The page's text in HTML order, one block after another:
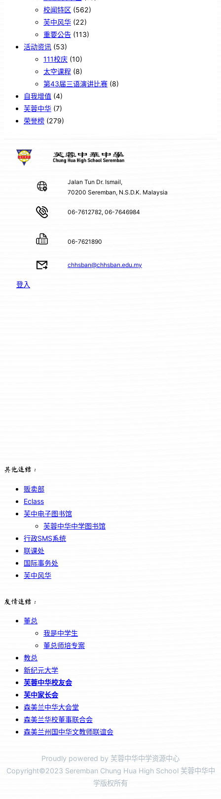
校闻特区 (562)
芙中风华 (22)
重要公告 (113)
活动资讯 (53)
111校庆 (10)
太空课程 (8)
第43届三语演讲比赛 (8)
自我增值 (4)
芙蓉中华 (7)
荣誉榜 (279)
Jalan Tun Dr. Ismail,
70200 Seremban, N.S.D.K. Malaysia
06-7612782, 06-7646984
06-7621890
chhsban@chhsban.edu.my
登入
其他连结：
贩卖部
Eclass
芙中电子图书馆
芙蓉中华中学图书馆
行政SMS系统
联课处
国际事务处
芙中风华
友情连结：
董总
我是中学生
董总师培专案
教总
新纪元大学
芙蓉中华校友会
芙中家长会
森美兰中华大会堂
森美兰华校董事联合会
森美兰州国中华文教师联谊会
Proudly powered by 芙蓉中华中学资源中心
Copyright©2023 Seremban Chung Hua High School 芙蓉中华中
学版权所有